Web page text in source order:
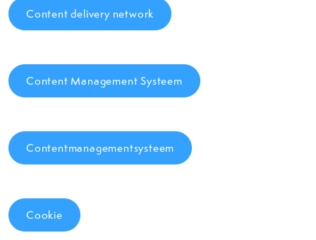
Content delivery network
Content Management Systeem
Contentmanagementsysteem
Cookie